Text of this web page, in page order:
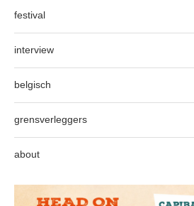
festival
interview
belgisch
grensverleggers
about